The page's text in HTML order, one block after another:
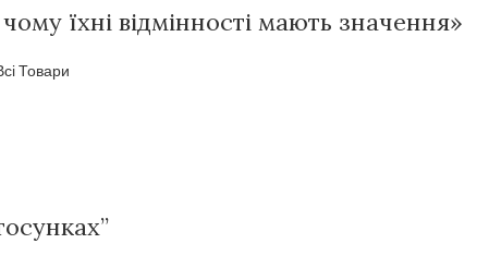
їхні відмінності мають значення»
Товари